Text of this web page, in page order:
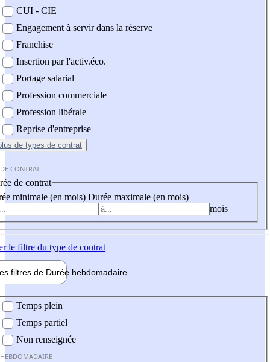
CUI - CIE
Engagement à servir dans la réserve
Franchise
Insertion par l'activ.éco.
Portage salarial
Profession commerciale
Profession libérale
Reprise d'entreprise
de types de contrat
CONTRAT
de contrat
minimale (en mois) Durée maximale (en mois)
mois
le filtre du type de contrat
filtres de Durée hebdomadaire
Temps plein
Temps partiel
Non renseignée